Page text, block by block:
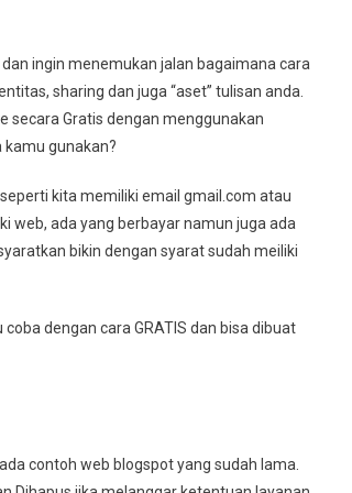
ingin menemukan jalan bagaimana cara
sharing dan juga “aset” tulisan anda.
secara Gratis dengan menggunakan
kamu gunakan?
kita memiliki email gmail.com atau
web, ada yang berbayar namun juga ada
bikin dengan syarat sudah meiliki
dengan cara GRATIS dan bisa dibuat
contoh web blogspot yang sudah lama.